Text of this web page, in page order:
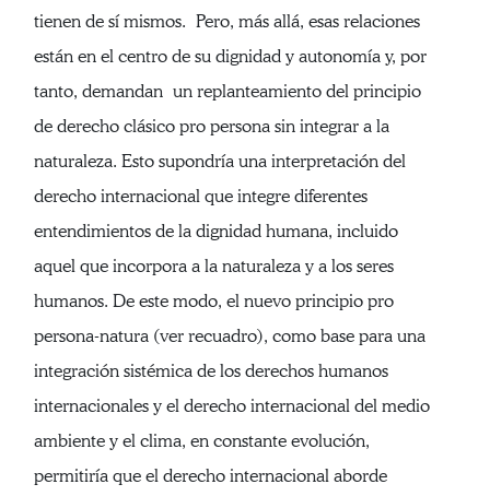
tienen de sí mismos. Pero, más allá, esas relaciones
están en el centro de su dignidad y autonomía y, por
tanto, demandan un replanteamiento del principio
de derecho clásico pro persona sin integrar a la
naturaleza. Esto supondría una interpretación del
derecho internacional que integre diferentes
entendimientos de la dignidad humana, incluido
aquel que incorpora a la naturaleza y a los seres
humanos. De este modo, el nuevo principio pro
persona-natura (ver recuadro), como base para una
integración sistémica de los derechos humanos
internacionales y el derecho internacional del medio
ambiente y el clima, en constante evolución,
permitiría que el derecho internacional aborde